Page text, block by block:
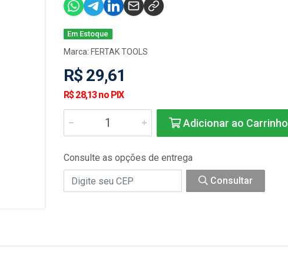
Em Estoque
Marca: FERTAK TOOLS
R$ 29,61
R$ 28,13 no PIX
Adicionar ao Carrinho
Consulte as opções de entrega
Consultar